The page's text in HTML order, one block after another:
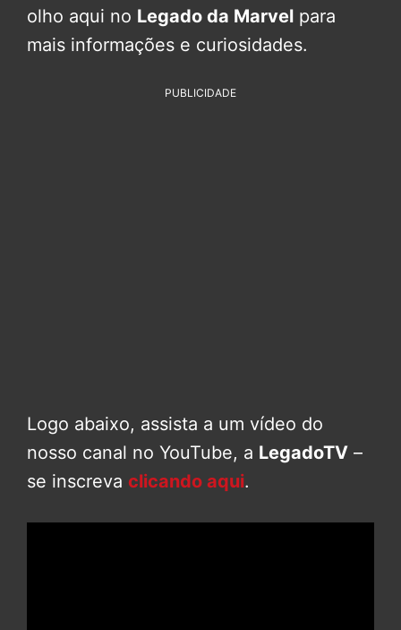
olho aqui no Legado da Marvel para
mais informações e curiosidades.
PUBLICIDADE
Logo abaixo, assista a um vídeo do
nosso canal no YouTube, a LegadoTV –
se inscreva clicando aqui.